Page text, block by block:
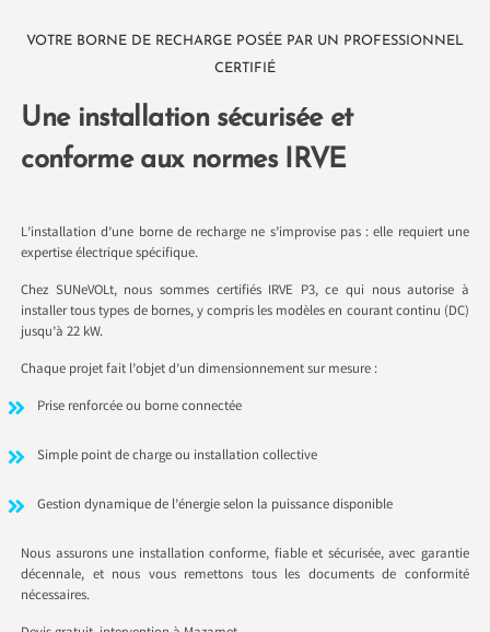
VOTRE BORNE DE RECHARGE POSÉE PAR UN PROFESSIONNEL
CERTIFIÉ
Une installation sécurisée et
conforme aux normes IRVE
L’installation d’une borne de recharge ne s’improvise pas : elle requiert une
expertise électrique spécifique.
Chez SUNeVOLt, nous sommes certifiés IRVE P3, ce qui nous autorise à
installer tous types de bornes, y compris les modèles en courant continu (DC)
jusqu’à 22 kW.
Chaque projet fait l’objet d’un dimensionnement sur mesure :
Prise renforcée ou borne connectée
Simple point de charge ou installation collective
Gestion dynamique de l’énergie selon la puissance disponible
Nous assurons une installation conforme, fiable et sécurisée, avec garantie
décennale, et nous vous remettons tous les documents de conformité
nécessaires.